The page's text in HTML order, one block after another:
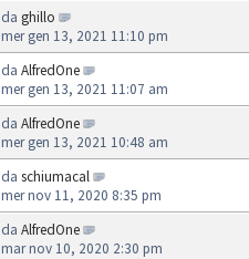
da ghillo
mer gen 13, 2021 11:10 pm
da AlfredOne
mer gen 13, 2021 11:07 am
da AlfredOne
mer gen 13, 2021 10:48 am
da schiumacal
mer nov 11, 2020 8:35 pm
da AlfredOne
mar nov 10, 2020 2:30 pm